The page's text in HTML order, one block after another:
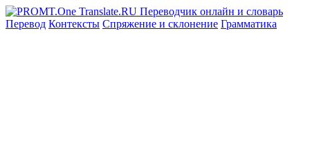
Перевод Контексты Спряжение и склонение Грамматика